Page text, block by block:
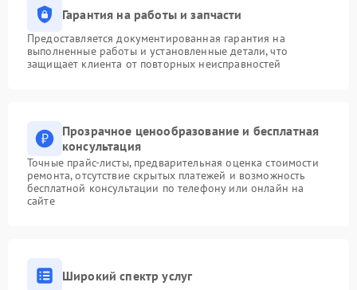
Гарантия на работы и запчасти
Предоставляется документированная гарантия на
выполненные работы и установленные детали, что
защищает клиента от повторных неисправностей
Прозрачное ценообразование и бесплатная
консультация
Точные прайс-листы, предварительная оценка стоимости
ремонта, отсутствие скрытых платежей и возможность
бесплатной консультации по телефону или онлайн на
сайте
Широкий спектр услуг